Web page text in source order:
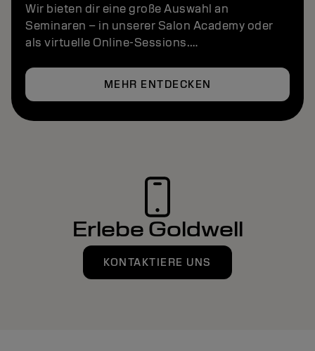
Wir bieten dir eine große Auswahl an
Seminaren – in unserer Salon Academy oder
als virtuelle Online-Sessions.
habe Spaß – ganz egal, wo du bist.
MEHR ENTDECKEN
Erlebe Goldwell
KONTAKTIERE UNS